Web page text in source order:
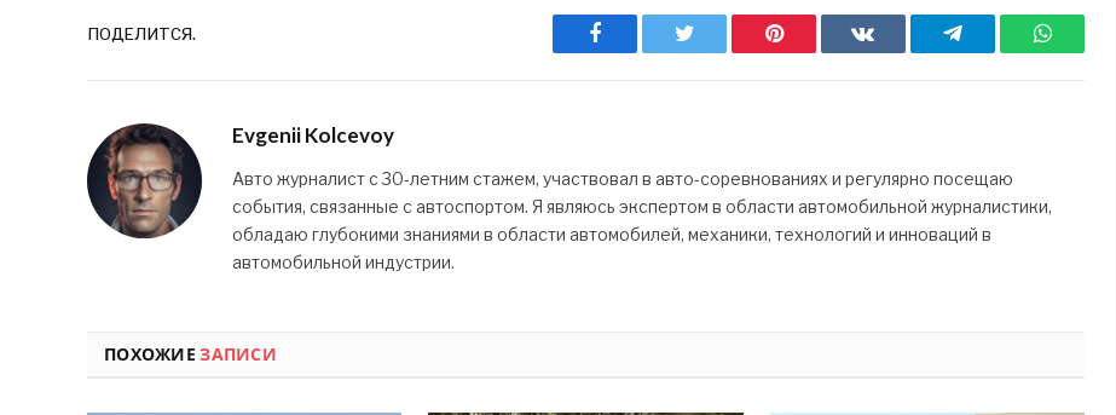
ПОДЕЛИТСЯ. Facebook Twitter Pinterest ВКонтактеTelegram
Evgenii Kolcevoy
Авто журналист с 30-летним стажем, участвовал в авто-соревнованиях и регулярно посещаю
события, связанные с автоспортом. Я являюсь экспертом в области автомобильной журналистики,
обладаю глубокими знаниями в области автомобилей, механики, технологий и инноваций в
автомобильной индустрии.
ПОХОЖИЕЗАПИСИ